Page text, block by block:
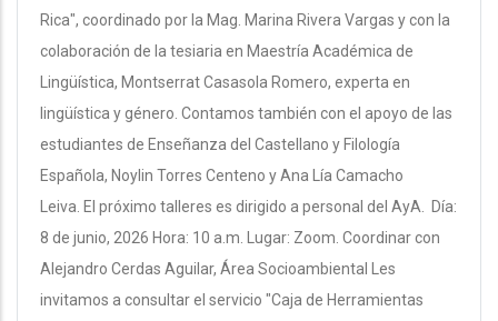
Rica", coordinado por la Mag. Marina Rivera Vargas y con la
colaboración de la tesiaria en Maestría Académica de
Lingüística, Montserrat Casasola Romero, experta en
lingüística y género. Contamos también con el apoyo de las
estudiantes de Enseñanza del Castellano y Filología
Española, Noylin Torres Centeno y Ana Lía Camacho
Leiva. El próximo talleres es dirigido a personal del AyA. Día:
8 de junio, 2026 Hora: 10 a.m. Lugar: Zoom. Coordinar con
Alejandro Cerdas Aguilar, Área Socioambiental Les
invitamos a consultar el servicio "Caja de Herramientas